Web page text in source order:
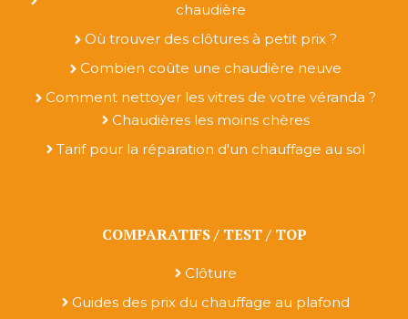
chaudière
Où trouver des clôtures à petit prix ?
Combien coûte une chaudière neuve
Comment nettoyer les vitres de votre véranda ?
Chaudières les moins chères
Tarif pour la réparation d'un chauffage au sol
COMPARATIFS / TEST / TOP
Clôture
Guides des prix du chauffage au plafond